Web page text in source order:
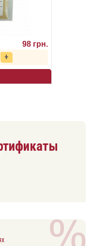
98 грн.